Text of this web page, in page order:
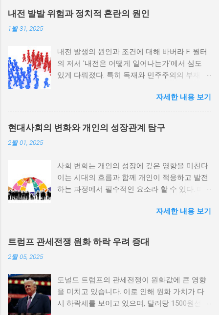
내전 발발 위험과 정치적 혼란의 원인
1월 31, 2025
내전 발생의 원인과 조건에 대해 바버라 F. 월터
의 저서 '내전은 어떻게 일어나는가'에서 심도
있게 다뤄졌다. 특히 독재와 민주주의의 부재가
정치적 파벌화와 경제·군사 체제의 불안정성이
내전의 촉매제가 된다는 사실은 우리에게 중요
한 교훈을 준다. 정치적 불안정성과 내전 발발
위험 정치적 불안정성은 내전 발발의 핵심 요인
적 갈등이 심화되고, 이로 인해 내전의 위험이
증가한다. 이와 같은 경우, 국민들은 정부에 대
한 불만을 느끼고, 체제 전복을 위해 무장 세력
역사적으로도 정치적 불안정성이 높은 국가에
서는 종종 내전이 발발했던 예가 많다. 이러한
비극적인 상황을 방지하기 위해서는 먼저 정치
한 원인 중 하나는 경제적 불균형이다. 경제가
일부 계층에 의해 독점되고, 대다수의 국민이 경
제적 불안정과 빈곤 속에서 고통받게 되면, 사회
자세한 내용 보기
현대사회의 변화와 개인의 성장관계 탐구
2월 01, 2025
사회 변화는 개인의 성장에 깊은 영향을 미친다.
이는 시대의 흐름과 함께 개인이 적응하고 발전
하는 과정에서 필수적인 요소라 할 수 있다. 따
탐구하는 것이 필요하다. 사회 변화의 의미와 구
조 사회 변화란 특정 사회의 구조, 문화, 가치관
등이 시간이 지남에 따라 변화하는 과정을 의미
한다. 이러한 변화는 다양한 요인에 의해 발생할
이루어진다. 예를 들어, 산업 혁명은 사람들이
일하는 방식과 생활 방식을 완전히 변화시켰다.
이에 따라 개인의 역할과 목표 또한 변화할 수밖
자세한 내용 보기
트럼프 관세전쟁 원화 하락 우려 증대
2월 05, 2025
도널드 트럼프의 관세전쟁이 원화값에 큰 영향
을 미치고 있습니다. 이로 인해 원화 가치가 다
시 하락세를 보이고 있으며, 달러당 1500원선이